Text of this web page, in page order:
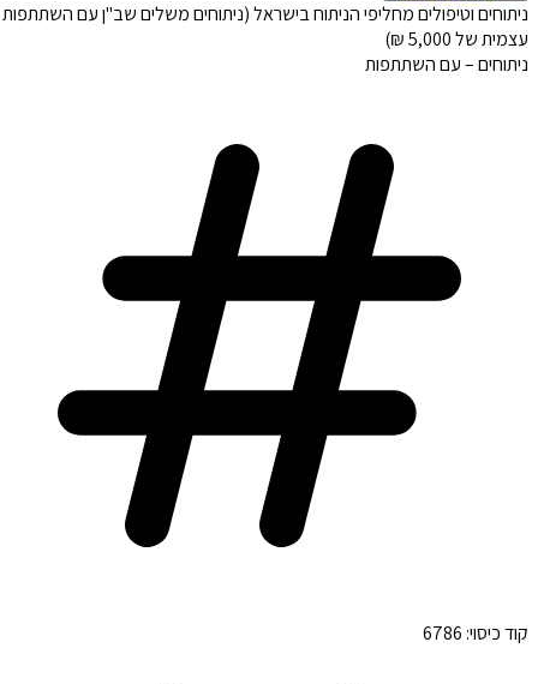
ניתוחים וטיפולים מחליפי הניתוח בישראל (ניתוחים משלים שב"ן עם השתתפות
עצמית של 5,000 ₪)
ניתוחים – עם השתתפות
קוד כיסוי:6786